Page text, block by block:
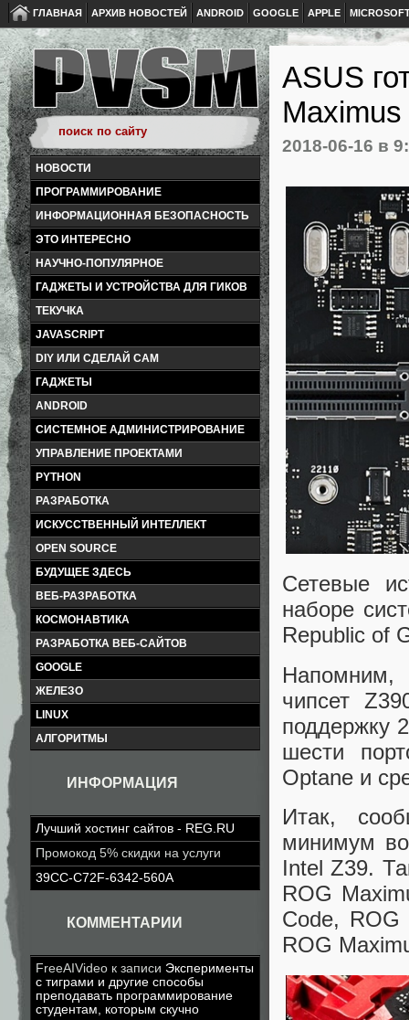
ГЛАВНАЯ АРХИВ НОВОСТЕЙ ANDROID GOOGLE APPLE
НОВОСТИ
ПРОГРАММИРОВАНИЕ
ИНФОРМАЦИОННАЯ БЕЗОПАСНОСТЬ
ЭТО ИНТЕРЕСНО
НАУЧНО-ПОПУЛЯРНОЕ
ГАДЖЕТЫ И УСТРОЙСТВА ДЛЯ ГИКОВ
ТЕКУЧКА
JAVASCRIPT
DIY ИЛИ СДЕЛАЙ САМ
ГАДЖЕТЫ
ANDROID
СИСТЕМНОЕ АДМИНИСТРИРОВАНИЕ
УПРАВЛЕНИЕ ПРОЕКТАМИ
PYTHON
РАЗРАБОТКА
ИСКУССТВЕННЫЙ ИНТЕЛЛЕКТ
OPEN SOURCE
БУДУЩЕЕ ЗДЕСЬ
ВЕБ-РАЗРАБОТКА
КОСМОНАВТИКА
РАЗРАБОТКА ВЕБ-САЙТОВ
GOOGLE
ЖЕЛЕЗО
LINUX
АЛГОРИТМЫ
ИНФОРМАЦИЯ
Лучший хостинг сайтов - REG.RU
Промокод 5% скидки на услуги
39CC-C72F-6342-560A
КОММЕНТАРИИ
FreeAIVideo к записи Эксперименты
с тиграми и другие способы
преподавать программирование
студентам, которым скучно
ASUS
2018-06-16 в
Сетевые
наборе
Republic of
Напомним,
чипсет
поддержку
шести
Optane и
Итак,
минимум
Intel Z39.
ROG
Code,
ROG